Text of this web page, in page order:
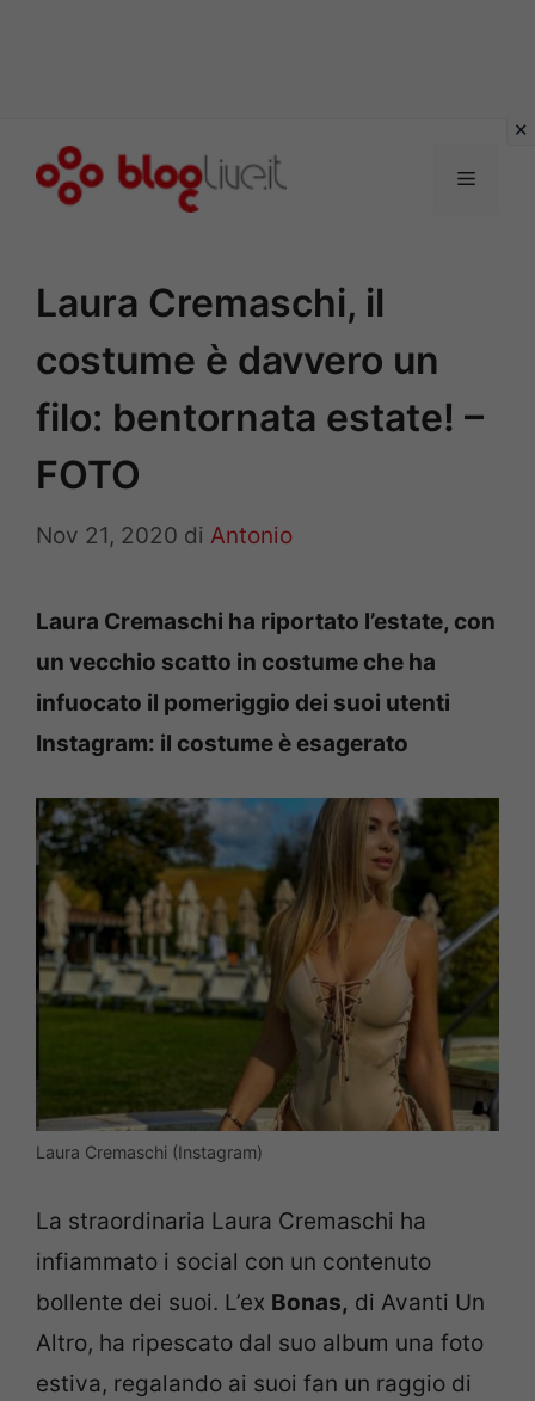
Menu
Laura Cremaschi, il
costume è davvero un
filo: bentornata estate! –
FOTO
Nov 21, 2020 di Antonio
Laura Cremaschi ha riportato l’estate, con
un vecchio scatto in costume che ha
infuocato il pomeriggio dei suoi utenti
Instagram: il costume è esagerato
Laura Cremaschi (Instagram)
La straordinaria Laura Cremaschi ha
infiammato i social con un contenuto
bollente dei suoi. L’ex Bonas, di Avanti Un
Altro, ha ripescato dal suo album una foto
estiva, regalando ai suoi fan un raggio di